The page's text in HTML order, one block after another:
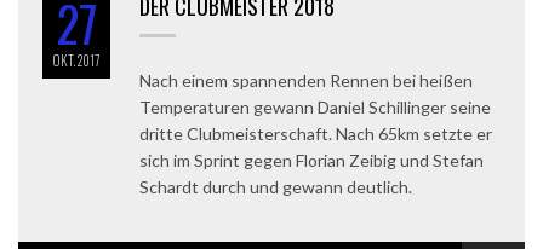
27
OKT.2017
Nach einem spannenden Rennen bei heißen
Temperaturen gewann Daniel Schillinger seine
dritte Clubmeisterschaft. Nach 65km setzte er
sich im Sprint gegen Florian Zeibig und Stefan
Schardt durch und gewann deutlich.